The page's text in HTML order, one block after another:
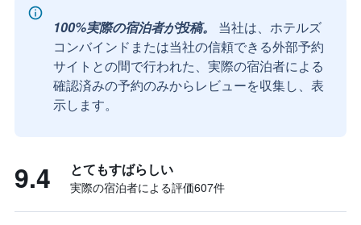
100%実際の宿泊者が投稿。
当社は、ホテルズ
コンバインドまたは当社の信頼できる外部予約
サイトとの間で行われた、実際の宿泊者による
確認済みの予約のみからレビューを収集し、表
示します。
9.4 とてもすばらしい
実際の宿泊者による評価607​件